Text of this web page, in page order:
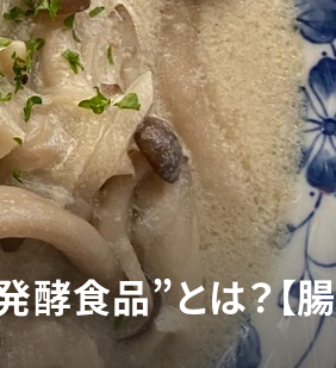
酵食品”とは？【